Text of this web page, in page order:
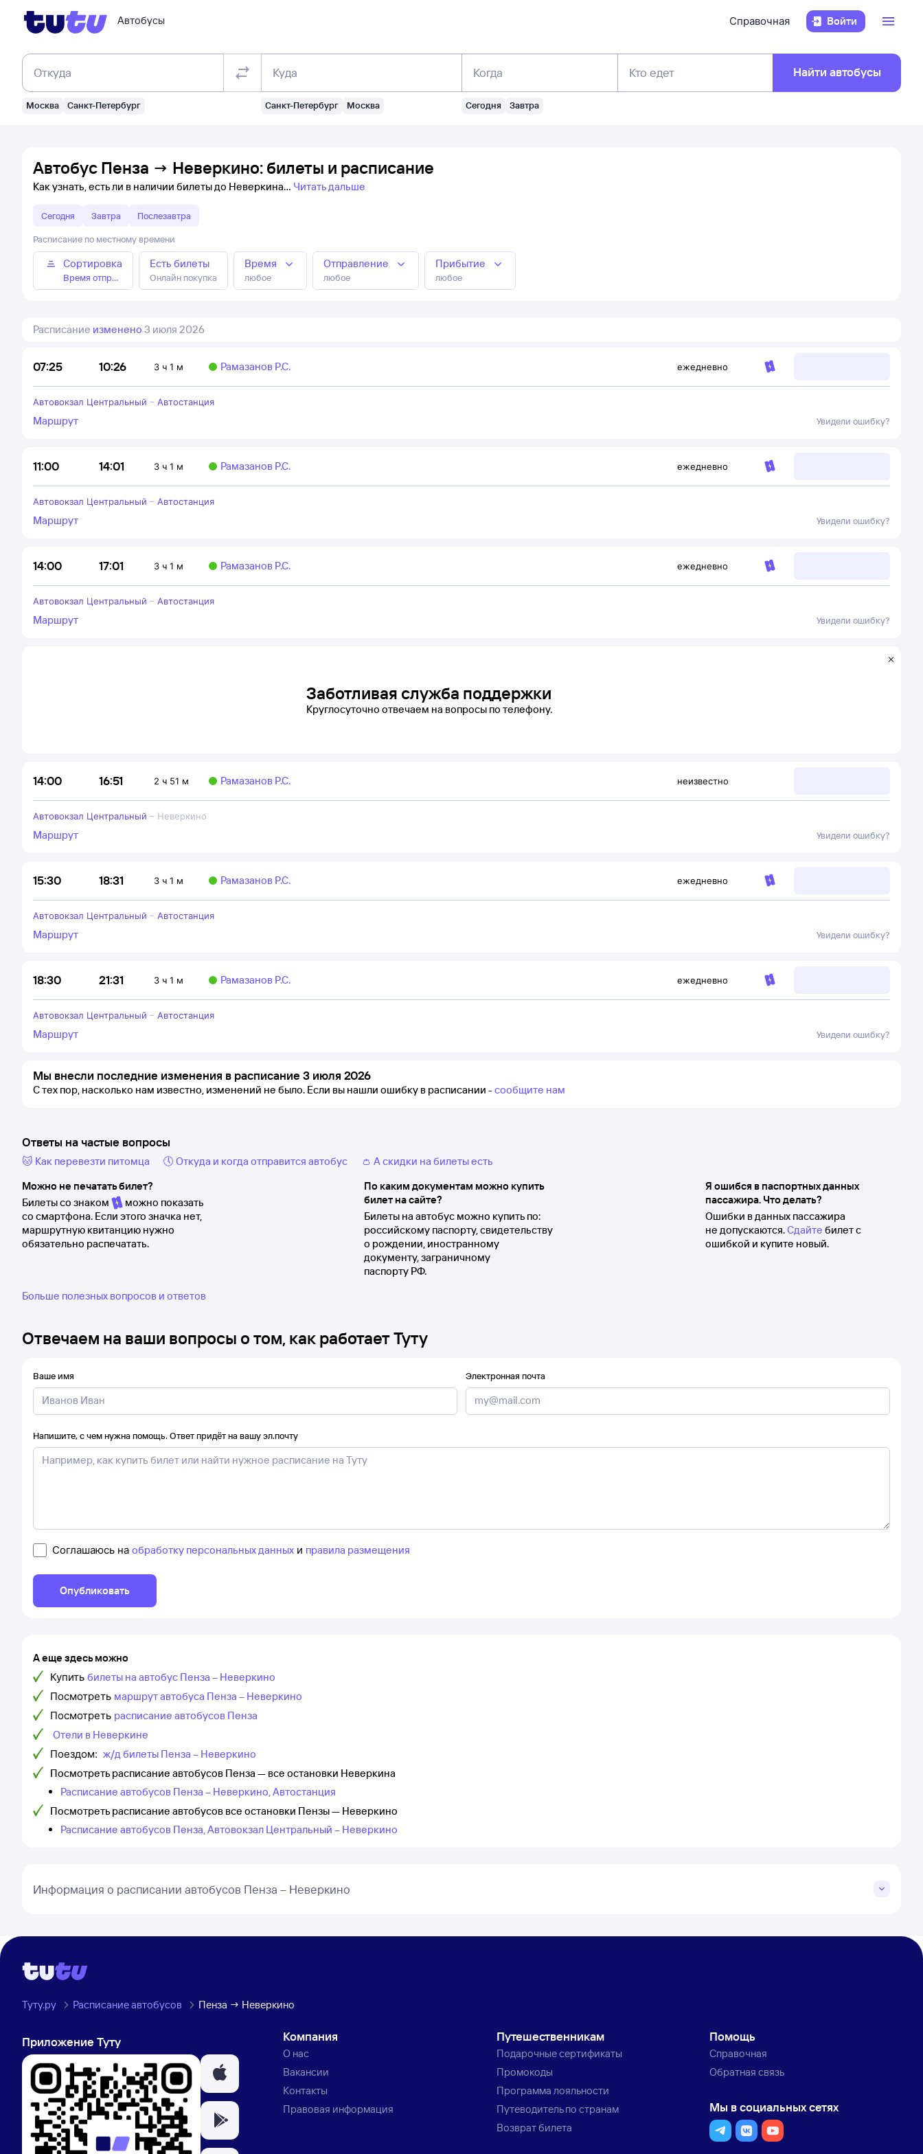
Автобусы Справочная Войти
Откуда
Москва Санкт-Петербург
Куда
Санкт-Петербург Москва
Когда
Сегодня Завтра
Кто едет Найти автобусы
Автобус Пенза → Неверкино: билеты и расписание
Как узнать, есть ли в наличии билеты до Неверкина Читать дальше
Сегодня Завтра Послезавтра
Расписание по местному времени
Сортировка
Время отправления
Есть билеты
Онлайн покупка
Время
любое
Отправление
любое
Прибытие
любое
Расписание изменено 3 июля 2026
07:25 10:26 3 ч 1 м Рамазанов Р.С. ежедневно
Автовокзал Центральный – Автостанция
Маршрут Увидели ошибку?
11:00 14:01 3 ч 1 м Рамазанов Р.С. ежедневно
Автовокзал Центральный – Автостанция
Маршрут Увидели ошибку?
14:00 17:01 3 ч 1 м Рамазанов Р.С. ежедневно
Автовокзал Центральный – Автостанция
Маршрут Увидели ошибку?
Заботливая служба поддержки
Круглосуточно отвечаем на вопросы по телефону.
14:00 16:51 2 ч 51 м Рамазанов Р.С. неизвестно
Автовокзал Центральный – Неверкино
Маршрут Увидели ошибку?
15:30 18:31 3 ч 1 м Рамазанов Р.С. ежедневно
Автовокзал Центральный – Автостанция
Маршрут Увидели ошибку?
18:30 21:31 3 ч 1 м Рамазанов Р.С. ежедневно
Автовокзал Центральный – Автостанция
Маршрут Увидели ошибку?
Мы внесли последние изменения в расписание 3 июля 2026
С тех пор, насколько нам известно, изменений не было. Если вы нашли ошибку в расписании -сообщите нам
Ответы на частые вопросы
🐱 Как перевезти питомца 🕔 Откуда и когда отправится автобус
👛 А скидки на билеты есть
Можно не печатать билет?
Билеты со знаком
можно показать
со смартфона. Если этого значка нет,
маршрутную квитанцию нужно
обязательно распечатать.
По каким документам можно купить
билет на сайте?
Билеты на автобус можно купить по:
российскому паспорту, свидетельству
о рождении, иностранному
документу, заграничному
паспорту РФ.
Я ошибся в паспортных данных
пассажира. Что делать?
Ошибки в данных пассажира
не допускаются.Сдайте билет с
ошибкой и купите новый.
Больше полезных вопросов и ответов
Отвечаем на ваши вопросы о том, как работает Туту
Ваше имя Электронная почта
Напишите, с чем нужна помощь. Ответ придёт на вашу эл.почту
Соглашаюсь на обработку персональных данных и правила размещения
Опубликовать
А еще здесь можно
Купить билеты на автобус Пенза – Неверкино
Посмотреть маршрут автобуса Пенза – Неверкино
Посмотреть расписание автобусов Пенза
Отели в Неверкине
Поездом: ж/д билеты Пенза – Неверкино
Посмотреть расписание автобусов Пенза — все остановки Неверкина
Расписание автобусов Пенза – Неверкино, Автостанция
Посмотреть расписание автобусов все остановки Пензы — Неверкино
Расписание автобусов Пенза, Автовокзал Центральный – Неверкино
Информация о расписании автобусов Пенза – Неверкино
Туту.ру Расписание автобусов Пенза → Неверкино
Приложение Туту Компания
О нас
Вакансии
Контакты
Правовая информация
Путешественникам
Подарочные сертификаты
Промокоды
Программа лояльности
Путеводитель по странам
Возврат билета
Помощь
Справочная
Обратная связь
Мы в социальных сетях